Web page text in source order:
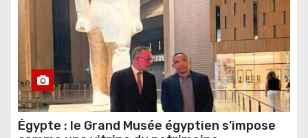
Égypte : le Grand Musée égyptien s’impose